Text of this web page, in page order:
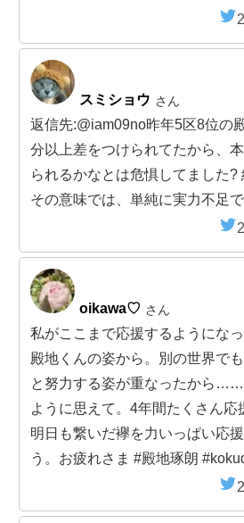
スミショウ さん
返信先:@iam09no昨年5区8位の
分以上差をつけられてたから、
られるかなとは危惧してました?
その意味では、単純に実力不足
oikawa♡ さん
私がここまで応援するようにな
殿地くんの姿から。別の世界で
と努力する姿が重なったから
ように思えて。4年間たくさん応
明日も繋いだ襷を力いっぱい応
う。お疲れさま #殿地琢朗